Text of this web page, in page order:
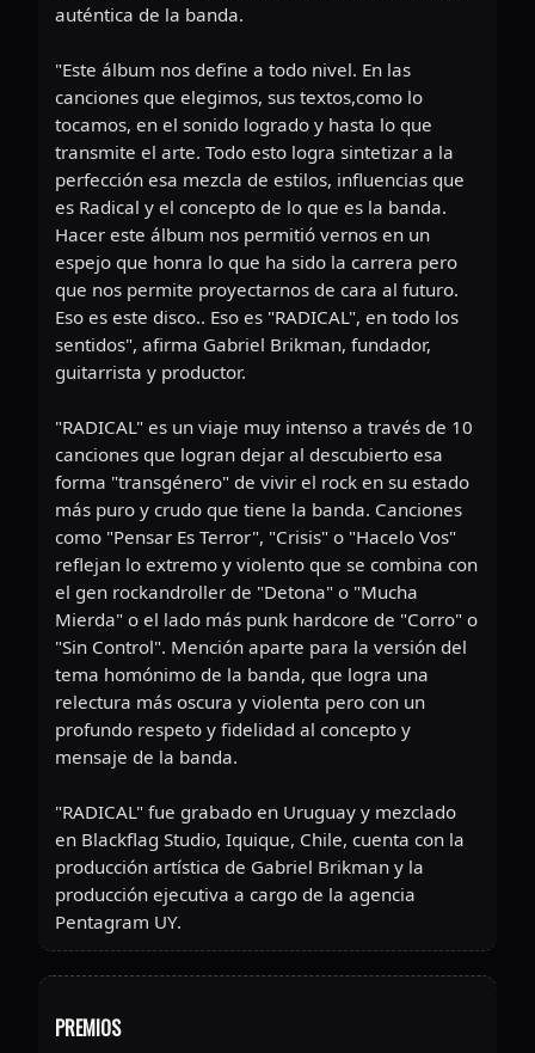
auténtica de la banda.
"Este álbum nos define a todo nivel. En las
canciones que elegimos, sus textos,como lo
tocamos, en el sonido logrado y hasta lo que
transmite el arte. Todo esto logra sintetizar a la
perfección esa mezcla de estilos, influencias que
es Radical y el concepto de lo que es la banda.
Hacer este álbum nos permitió vernos en un
espejo que honra lo que ha sido la carrera pero
que nos permite proyectarnos de cara al futuro.
Eso es este disco.. Eso es "RADICAL", en todo los
sentidos", afirma Gabriel Brikman, fundador,
guitarrista y productor.
"RADICAL" es un viaje muy intenso a través de 10
canciones que logran dejar al descubierto esa
forma "transgénero" de vivir el rock en su estado
más puro y crudo que tiene la banda. Canciones
como "Pensar Es Terror", "Crisis" o "Hacelo Vos"
reflejan lo extremo y violento que se combina con
el gen rockandroller de "Detona" o "Mucha
Mierda" o el lado más punk hardcore de "Corro" o
"Sin Control". Mención aparte para la versión del
tema homónimo de la banda, que logra una
relectura más oscura y violenta pero con un
profundo respeto y fidelidad al concepto y
mensaje de la banda.
"RADICAL" fue grabado en Uruguay y mezclado
en Blackflag Studio, Iquique, Chile, cuenta con la
producción artística de Gabriel Brikman y la
producción ejecutiva a cargo de la agencia
Pentagram UY.
PREMIOS